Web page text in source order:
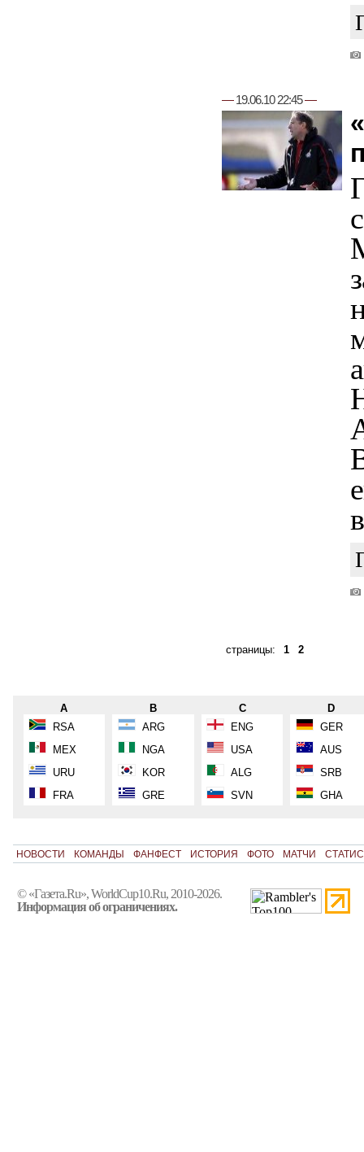
—19.06.10 22:45—
страницы: 1 2
A
RSA
MEX
URU
FRA
B
ARG
NGA
KOR
GRE
C
ENG
USA
ALG
SVN
D
GER
AUS
SRB
GHA
НОВОСТИ КОМАНДЫ ФАНФЕСТ ИСТОРИЯ ФОТО МАТЧИ
© «Газета.Ru», WorldCup10.Ru, 2010-2026.
Информация об ограничениях.